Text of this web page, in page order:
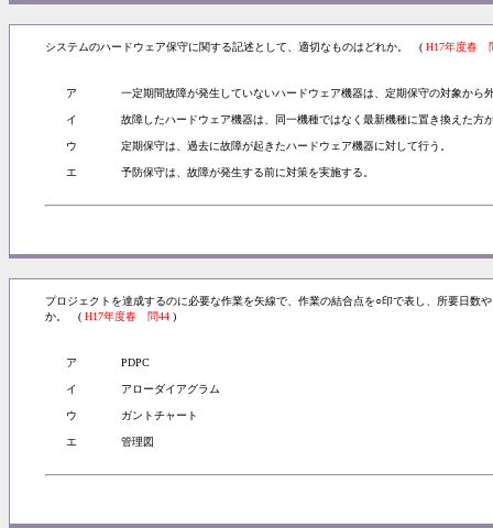
システムのハードウェア保守に関する記述として、適切なものはどれか。 ( H17年度春
ア 一定期間故障が発生していないハードウェア機器は、定期保守の対象から
イ 故障したハードウェア機器は、同一機種ではなく最新機種に置き換えた方
ウ 定期保守は、過去に故障が起きたハードウェア機器に対して行う。
エ 予防保守は、故障が発生する前に対策を実施する。
プロジェクトを達成するのに必要な作業を矢線で、作業の結合点を○印で表し、所要日数
か。 ( H17年度春 問44 )
ア PDPC
イ アローダイアグラム
ウ ガントチャート
エ 管理図